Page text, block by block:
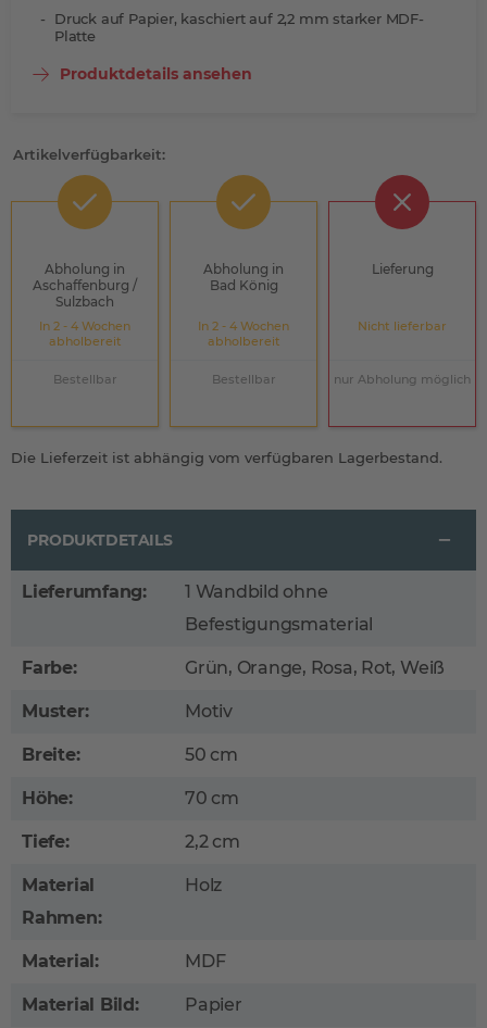
Druck auf Papier, kaschiert auf 2,2 mm starker MDF-
Platte
Produktdetails ansehen
Artikelverfügbarkeit:
Abholung in
Aschaffenburg /
Sulzbach
In 2 - 4 Wochen
abholbereit
Bestellbar
Abholung in
Bad König
In 2 - 4 Wochen
abholbereit
Bestellbar
Lieferung
Nicht lieferbar
nur Abholung möglich
Die Lieferzeit ist abhängig vom verfügbaren Lagerbestand.
PRODUKTDETAILS
Lieferumfang:
1 Wandbild ohne
Befestigungsmaterial
Farbe: Grün, Orange, Rosa, Rot, Weiß
Muster: Motiv
Breite: 50 cm
Höhe: 70 cm
Tiefe: 2,2 cm
Material
Rahmen:
Holz
Material: MDF
Material Bild: Papier